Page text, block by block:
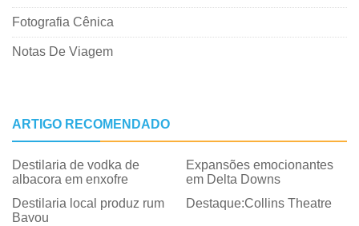
Fotografia Cênica
Notas De Viagem
ARTIGO RECOMENDADO
Destilaria de vodka de
albacora em enxofre
Expansões emocionantes
em Delta Downs
Destilaria local produz rum
Bayou
Destaque:Collins Theatre